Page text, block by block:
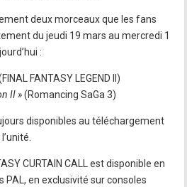
deux morceaux que les fans
du jeudi 19 mars au mercredi 1
:
FANTASY LEGEND II)
II »(Romancing SaGa 3)
disponibles au téléchargement
CURTAIN CALL est disponible en
PAL, en exclusivité sur consoles